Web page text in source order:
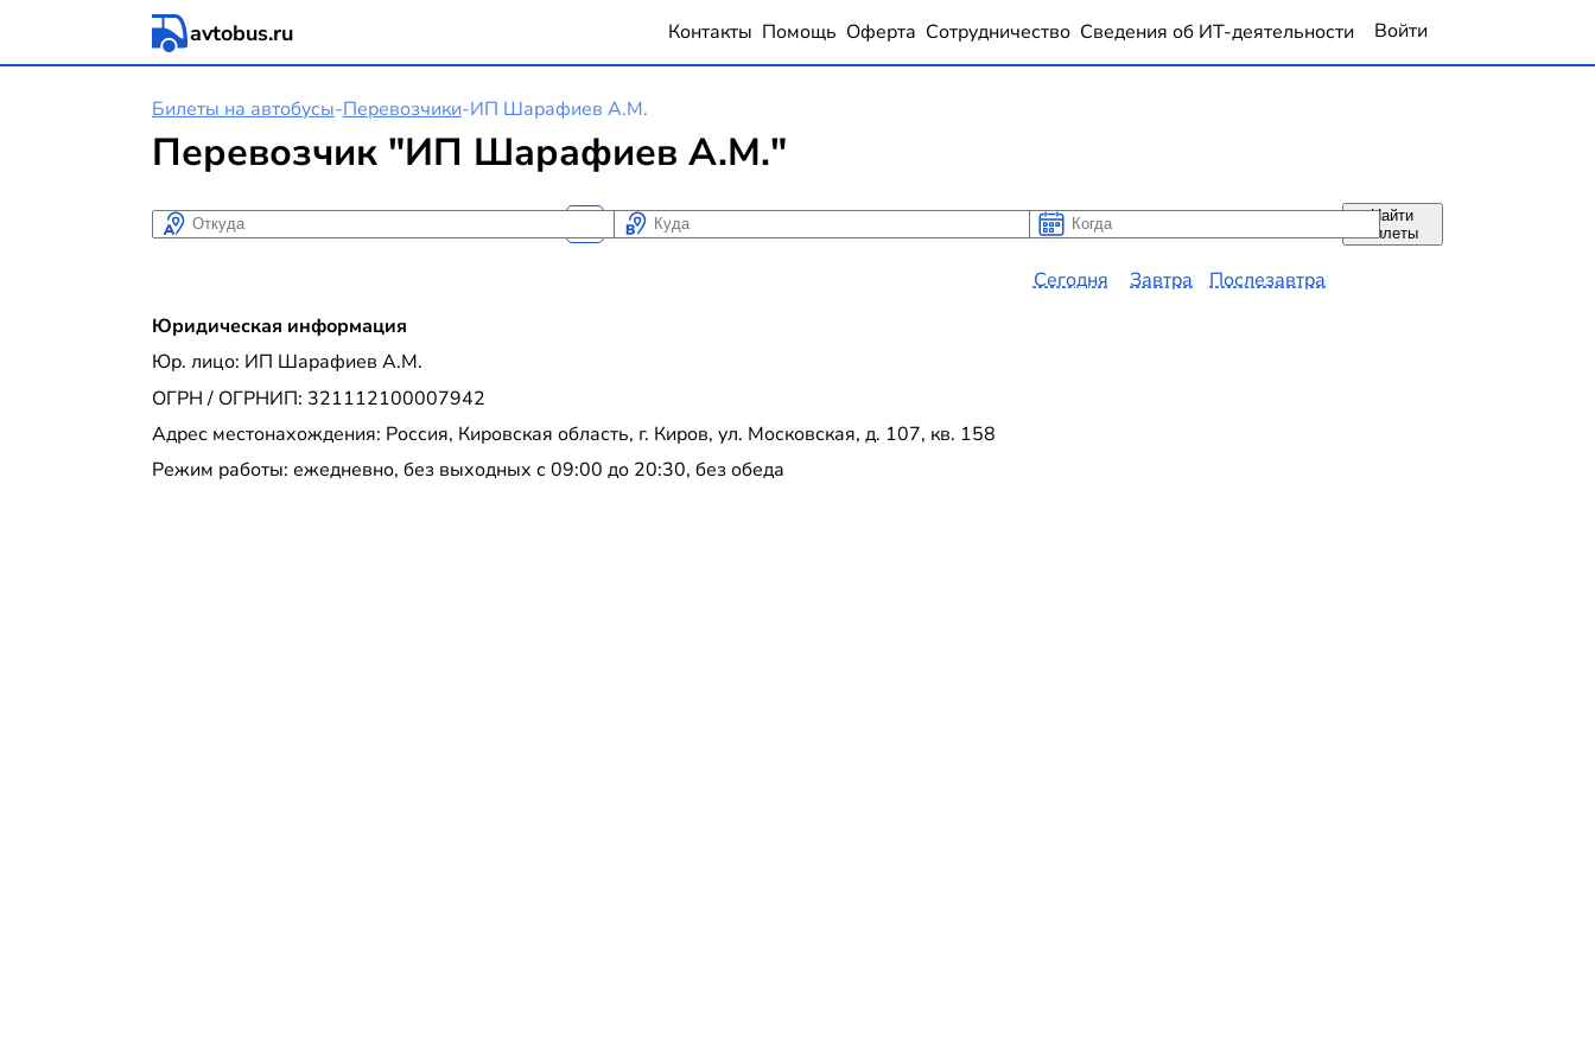
avtobus.ru Контакты Помощь Оферта Сотрудничество Сведения об ИТ-деятельности Войти
Билеты на автобусы-Перевозчики-ИП Шарафиев А.М.
Перевозчик "ИП Шарафиев А.М."
Откуда Куда Когда
Когда
Сегодня Завтра Послезавтра
Найти
билеты
Юридическая информация
Юр. лицо: ИП Шарафиев А.М.
ОГРН / ОГРНИП: 321112100007942
Адрес местонахождения: Россия, Кировская область, г. Киров, ул. Московская, д. 107, кв. 158
Режим работы: ежедневно, без выходных с 09:00 до 20:30, без обеда